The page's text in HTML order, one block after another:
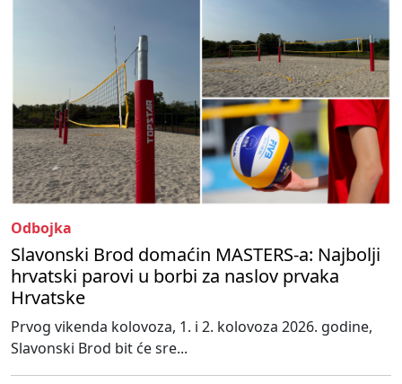
Odbojka
Slavonski Brod domaćin MASTERS-a: Najbolji
hrvatski parovi u borbi za naslov prvaka
Hrvatske
Prvog vikenda kolovoza, 1. i 2. kolovoza 2026. godine,
Slavonski Brod bit će sre...